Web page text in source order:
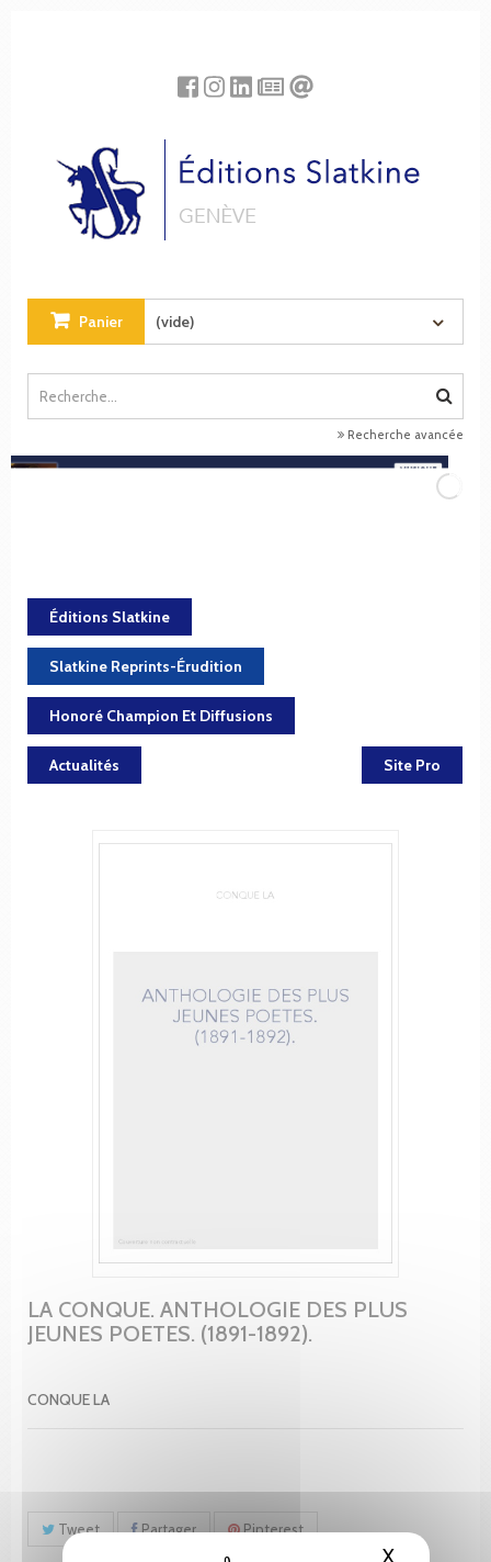
XMasquer
Panier (vide)
Recherche avancée
Éditions Slatkine
Slatkine Reprints-Érudition
Honoré Champion Et Diffusions
Actualités Site Pro
LA CONQUE. ANTHOLOGIE DES PLUS
JEUNES POETES. (1891-1892).
CONQUE LA
Tweet Partager Pinterest